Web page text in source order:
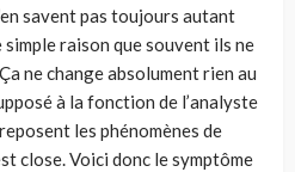
savent pas toujours autant
raison que souvent ils ne
ne change absolument rien au
à la fonction de l’analyste
les phénomènes de
close. Voici donc le symptôme